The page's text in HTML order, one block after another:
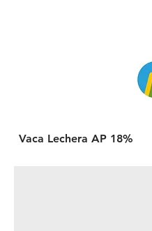
Vaca Lechera AP 18%